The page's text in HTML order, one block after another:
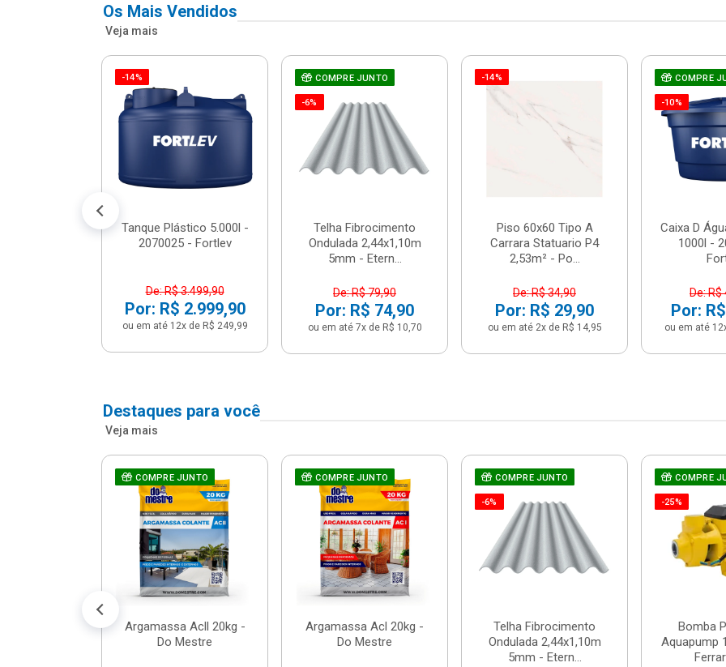
Os Mais Vendidos
Veja mais
-14%
Tanque Plástico 5.000l -
2070025 - Fortlev
De: R$ 3.499,90
Por: R$ 2.999,90
ou em até 12x de R$ 249,99
COMPRE JUNTO
-6%
Telha Fibrocimento
Ondulada 2,44x1,10m
5mm - Etern...
De: R$ 79,90
Por: R$ 74,90
ou em até 7x de R$ 10,70
-14%
Piso 60x60 Tipo A
Carrara Statuario P4
2,53m² - Po...
De: R$ 34,90
Por: R$ 29,90
ou em até 2x de R$ 14,95
COMPRE
-10%
Caixa D
1000l -
De: R$
Por:
ou em até
Destaques para você
Veja mais
COMPRE JUNTO
Argamassa Acll 20kg -
Do Mestre
COMPRE JUNTO
Argamassa Acl 20kg -
Do Mestre
COMPRE JUNTO
-6%
Telha Fibrocimento
Ondulada 2,44x1,10m
5mm - Etern...
COMPRE
-25%
Bomba
Aquapump